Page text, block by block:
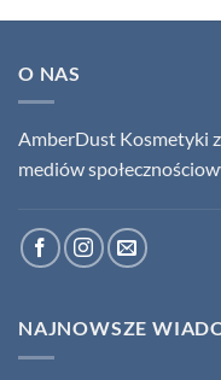
O NAS
AmberDust Kosmetyki
mediów
NAJNOWSZE